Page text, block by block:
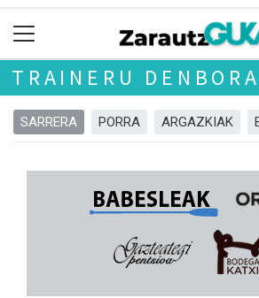
TRAINERU
SARRERA PORRA ARGAZKIAK